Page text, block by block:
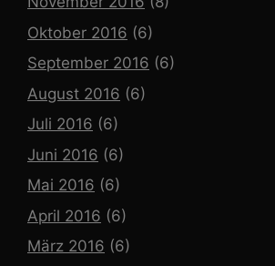
Oktober 2016 (6)
September 2016 (6)
August 2016 (6)
Juli 2016 (6)
Juni 2016 (6)
Mai 2016 (6)
April 2016 (6)
März 2016 (6)